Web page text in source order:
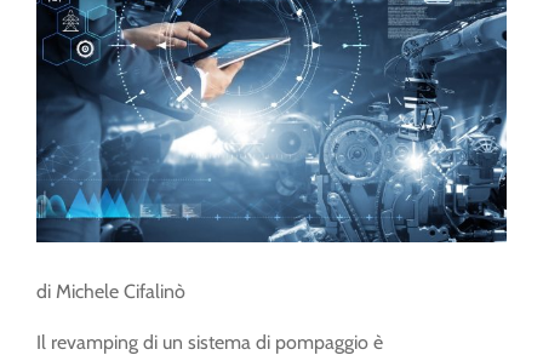
di Michele Cifalinò
Il revamping di un sistema di pompaggio è